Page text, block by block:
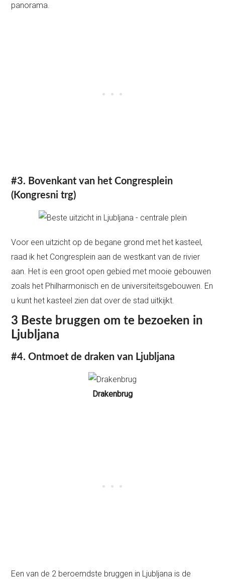
panorama.
#3. Bovenkant van het Congresplein
(Kongresni trg)
Voor een uitzicht op de begane grond met het kasteel,
raad ik het Congresplein aan de westkant van de rivier
aan. Het is een groot open gebied met mooie gebouwen
zoals het Philharmonisch en de universiteitsgebouwen. En
u kunt het kasteel zien dat over de stad uitkijkt.
3 Beste bruggen om te bezoeken in
Ljubljana
#4. Ontmoet de draken van Ljubljana
Drakenbrug
Een van de 2 beroemdste bruggen in Ljubljana is de